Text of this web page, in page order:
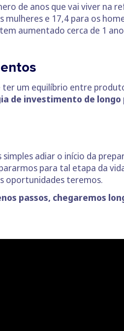
de anos que vai viver na
mulheres e 17,4 para os
aumentado cerca de 1
um equilíbrio entre
de investimento de longo
simples adiar o início da
para tal etapa da
oportunidades teremos.
passos, chegaremos